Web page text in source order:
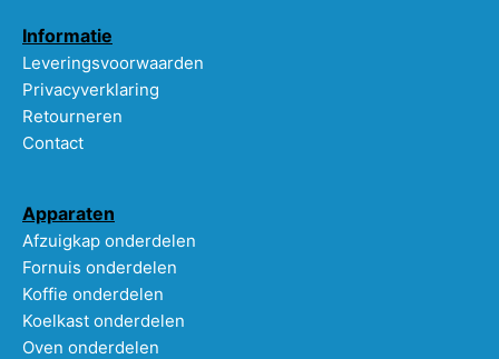
Informatie
Leveringsvoorwaarden
Privacyverklaring
Retourneren
Contact
Apparaten
Afzuigkap onderdelen
Fornuis onderdelen
Koffie onderdelen
Koelkast onderdelen
Oven onderdelen